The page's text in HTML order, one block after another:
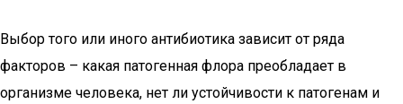
Выбор того или иного антибиотика зависит от ряда
факторов – какая патогенная флора преобладает в
организме человека, нет ли устойчивости к патогенам и